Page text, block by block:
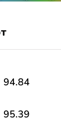
94.84
95.39